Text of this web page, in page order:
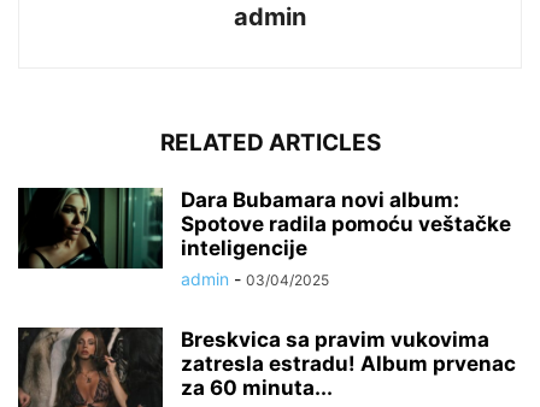
admin
RELATED ARTICLES
Dara Bubamara novi album:
Spotove radila pomoću veštačke
inteligencije
admin - 03/04/2025
Breskvica sa pravim vukovima
zatresla estradu! Album prvenac
za 60 minuta...